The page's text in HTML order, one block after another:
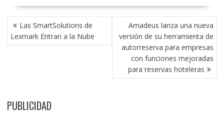
NAVEGACIÓN
DE
ENTRADAS
Las SmartSolutions de
Lexmark Entran a la Nube
Amadeus lanza una nueva
versión de su herramienta de
autorreserva para empresas
con funciones mejoradas
para reservas hoteleras
PUBLICIDAD